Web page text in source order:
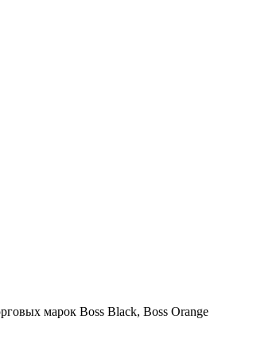
марок Boss Black, Boss Orange